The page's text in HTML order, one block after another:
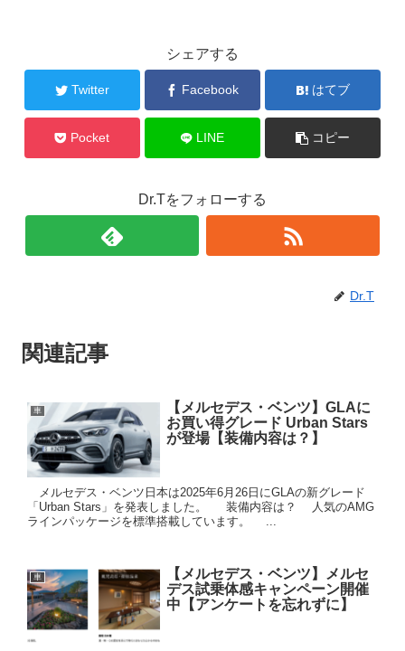
シェアする
Twitter Facebook はてブ
Pocket LINE コピー
Dr.Tをフォローする
Dr.T
関連記事
車
【メルセデス・ベンツ】GLAに
お買い得グレード Urban Stars
が登場【装備内容は？】
メルセデス・ベンツ日本は2025年6月26日にGLAの新グレード
「Urban Stars」を発表しました。 装備内容は？ 人気のAMG
ラインパッケージを標準搭載しています。 ...
車
【メルセデス・ベンツ】メルセ
デス試乗体感キャンペーン開催
中【アンケートを忘れずに】